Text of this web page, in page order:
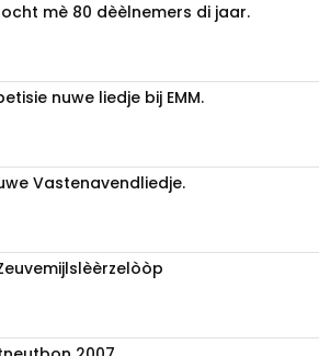
mè 80 dèèlnemers di jaar.
nuwe liedje bij EMM.
Vastenavendliedje.